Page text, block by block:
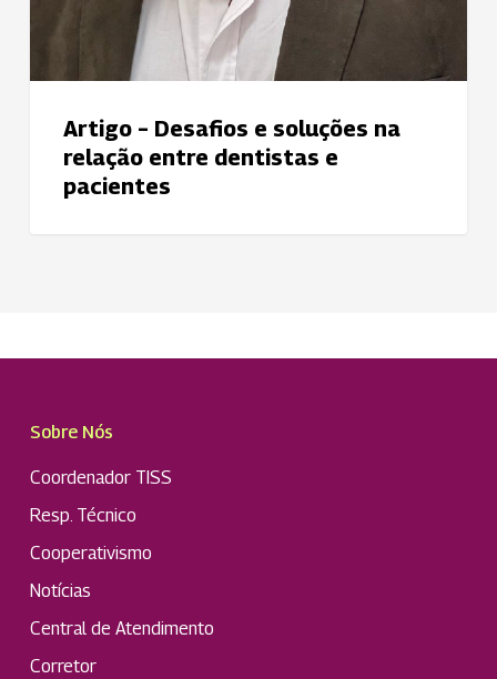
Artigo – Desafios e soluções na
relação entre dentistas e
pacientes
Sobre Nós
Coordenador TISS
Resp. Técnico
Cooperativismo
Notícias
Central de Atendimento
Corretor